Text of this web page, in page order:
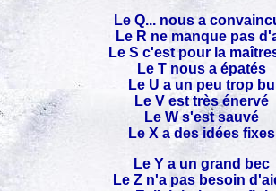
Le Q... nous a
Le R ne manque pas
Le S c'est pour la
Le T nous a épatés
Le U a un peu trop bu
Le V est très énervé
Le W s'est sauvé
Le X a des idées fixes
Le Y a un grand bec
Le Z n'a pas besoin